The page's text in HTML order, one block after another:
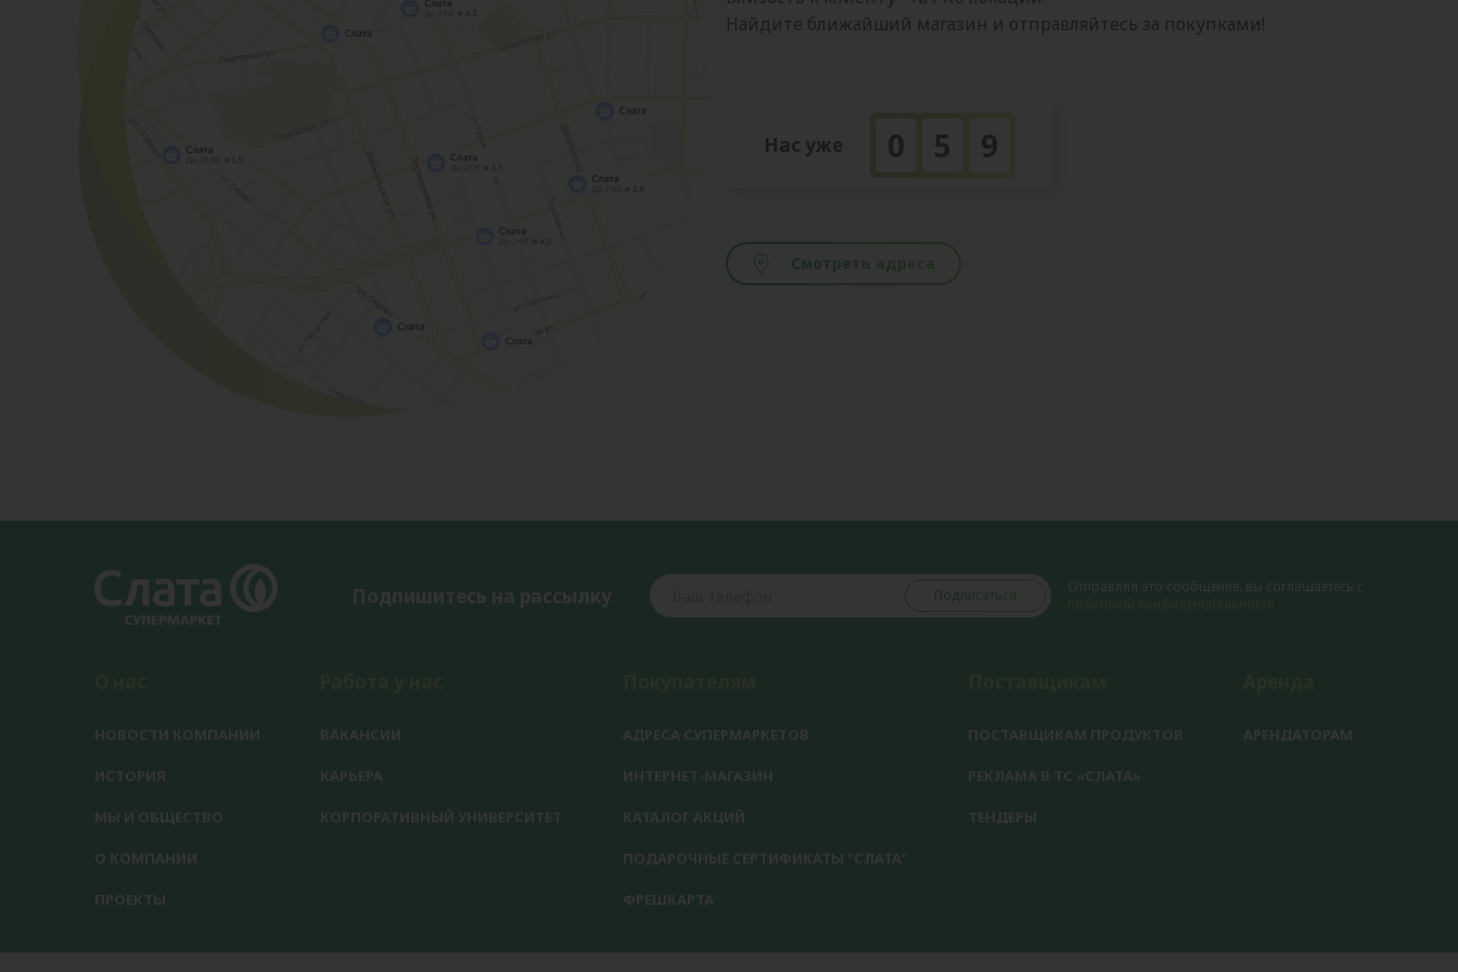
Найдите ближайший магазин и отправляйтесь за покупками!
Нас уже 0 5 9
Смотреть адреса
Подпишитесь на рассылку Подписаться
Отправляя это сообщение, вы соглашаетесь с
НОВОСТИ КОМПАНИИ
ИСТОРИЯ
МЫ И ОБЩЕСТВО
О КОМПАНИИ
ПРОЕКТЫ
ВАКАНСИИ
КАРЬЕРА
КОРПОРАТИВНЫЙ УНИВЕРСИТЕТ
АДРЕСА СУПЕРМАРКЕТОВ
ИНТЕРНЕТ-МАГАЗИН
КАТАЛОГ АКЦИЙ
ПОДАРОЧНЫЕ СЕРТИФИКАТЫ "СЛАТА"
ФРЕШКАРТА
ПОСТАВЩИКАМ ПРОДУКТОВ
РЕКЛАМА В ТС «СЛАТА»
ТЕНДЕРЫ
АРЕНДАТОРАМ